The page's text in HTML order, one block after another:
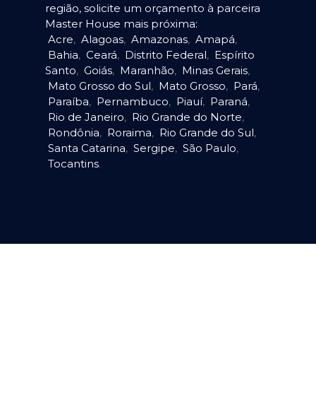
região, solicite um orçamento à parceira
Master House mais próxima:
Acre, Alagoas, Amazonas, Amapá,
Bahia, Ceará, Distrito Federal, Espírito
Santo, Goiás, Maranhão, Minas Gerais,
Mato Grosso do Sul, Mato Grosso, Pará,
Paraíba, Pernambuco, Piauí, Paraná,
Rio de Janeiro, Rio Grande do Norte,
Rondônia, Roraima, Rio Grande do Sul,
Santa Catarina, Sergipe, São Paulo,
Tocantins.